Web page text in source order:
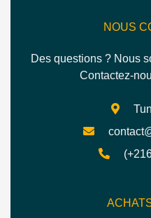
NOUS
Des questions ? Nous
Contactez-